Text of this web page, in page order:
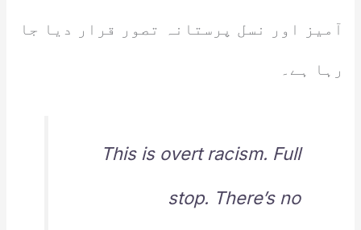
آمیز اور نسل پرستانہ تصور قرار دیا جا
رہا ہے۔
This is overt racism. Full
stop. There’s no